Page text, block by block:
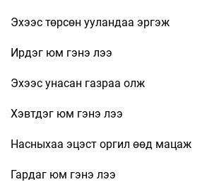
Эхээс төрсөн ууландаа эргэж
Ирдэг юм гэнэ лээ
Эхээс унасан газраа олж
Хэвтдэг юм гэнэ лээ
Насныхаа эцэст оргил өөд мацаж
Гардаг юм гэнэ лээ